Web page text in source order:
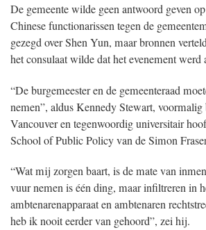
De gemeente wilde geen antwoord geven
Chinese functionarissen tegen de
gezegd over Shen Yun, maar bronnen
het consulaat wilde dat het evenement werd
“De burgemeester en de gemeenteraad
nemen”, aldus Kennedy Stewart, voormalig
Vancouver en tegenwoordig universitair
School of Public Policy van de Simon
“Wat mij zorgen baart, is de mate van
vuur nemen is één ding, maar infiltreren in
ambtenarenapparaat en ambtenaren
heb ik nooit eerder van gehoord”, zei hij.